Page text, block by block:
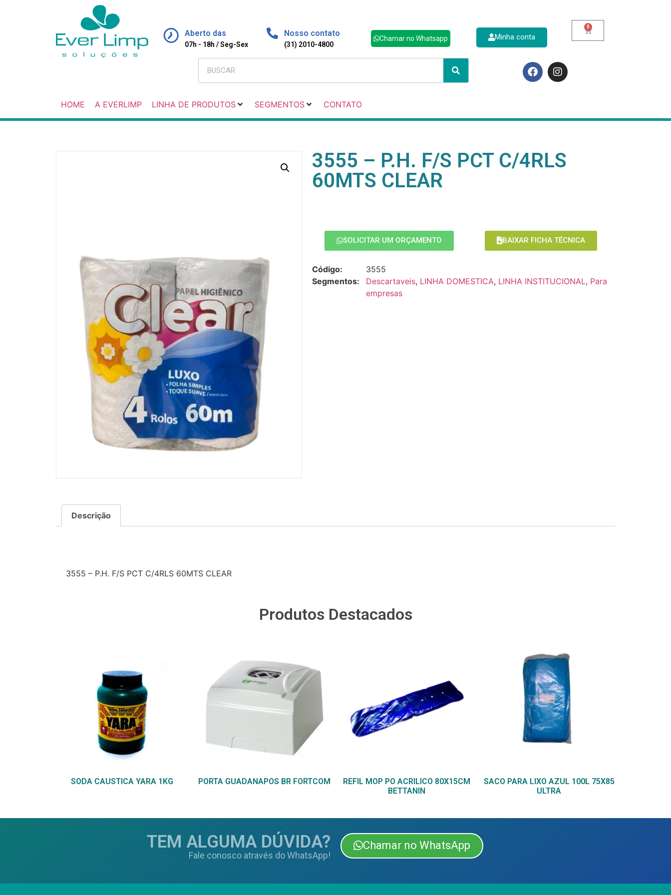
Aberto das
07h - 18h / Seg-Sex
Nosso contato
(31) 2010-4800
Chamar no Whatsapp Minha conta
0
HOME A EVERLIMP LINHA DE PRODUTOS SEGMENTOS CONTATO
3555 – P.H. F/S PCT C/4RLS
60MTS CLEAR
SOLICITAR UM ORÇAMENTO BAIXAR FICHA TÉCNICA
Código:
3555
Segmentos:
Descartaveis, LINHA DOMESTICA, LINHA INSTITUCIONAL, Para
empresas
Descrição
3555 – P.H. F/S PCT C/4RLS 60MTS CLEAR
Produtos Destacados
SODA CAUSTICA YARA 1KG PORTA GUADANAPOS BR FORTCOM
REFIL MOP PO ACRILICO 80X15CM
BETTANIN
SACO PARA LIXO AZUL 100L 75X85
ULTRA
TEM ALGUMA DÚVIDA?
Fale conosco através do WhatsApp!
Chamar no WhatsApp